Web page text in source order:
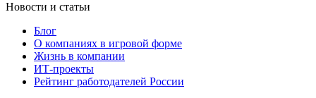
Новости и статьи
Блог
О компаниях в игровой форме
Жизнь в компании
ИТ-проекты
Рейтинг работодателей России